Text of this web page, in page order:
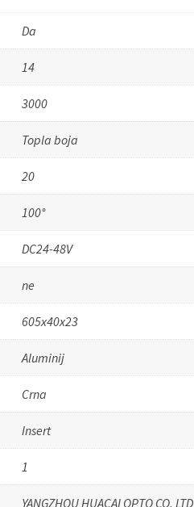
Da
14
3000
Topla boja
20
100°
DC24-48V
ne
605x40x23
Aluminij
Crna
Insert
1
YANGZHOU HUACAI OPTO CO. LTD